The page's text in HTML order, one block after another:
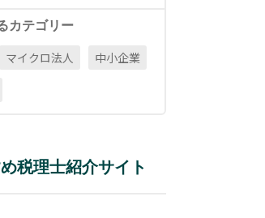
カテゴリー
マイクロ法人
中小企業
税理士紹介サイト